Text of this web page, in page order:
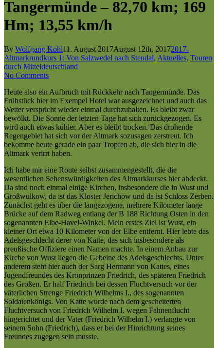
Tangermünde – 82,70 km; 169
Hm; 13,55 km/h
By Wolfgang Kohl11. August 2017August 12th, 20172017-
Altmarkrundkurs 1: Von Salzwedel nach Stendal, Aktuelles, Touren
durch Mitteldeutschland
No Comments
Heute also ein Aufbruch mit Rückkehr nach Tangermünde. Das
Frühstück hier im Exempel Hotel war ausgezeichnet und auch das
Wetter verspricht wieder einmal durchzuhalten. Es bleibt zwar
bewölkt. Die Sonne der letzten Tage hat sich zurückgezogen. Es
wird auch etwas kühler. Aber es bleibt trocken. Das drohende
Regengebiet hat sich vor der Altmark sozusagen zerstreut. Ich
bekomme heute gerade ein paar Tropfen ab, die sich hier in die
Altmark verirrt haben.
Ich habe mir eine Route selbst zusammengestellt, die die
wesentlichen Sehenswürdigkeiten des Altmarkkurses hier abdeckt.
Da sind noch einmal einige Kirchen, insbesondere die in Wust und
Großwulkow, da ist das Kloster Jerichow und da ist Schloss Zerben.
Zunächst geht es über die langezogene, mehrere Kilometer lange
Brücke auf dem Radweg entlang der B 188 Richtung Osten in den
sogenannten Elbe-Havel-Winkel. Mein erstes Ziel ist Wust, ein
kleiner Ort etwa 10 Kilometer von der Elbe entfernt. Hier lebte das
Adelsgeschlecht derer von Katte, das sich insbesondere als
preußische Offiziere einen Namen machte. In einem Anbau zur
Kirche von Wust liegen die Gebeine des Adelsgeschlechts. Unter
anderem steht hier auch der Sarg Hermann von Kattes, eines
Jugendfreundes des Kronprinzen Friedrich, des späteren Friedrich
des Großen. Er half Friedrich bei dessen Fluchtversuch vor der
väterlichen Strenge Friedrich Wilhelms I., des sogenannten
Soldatenkönigs. Von Katte wurde nach dem gescheiterten
Fluchtversuch von Friedrich Wilhelm I. wegen Fahnenflucht
hingerichtet und der Vater (Friedrich Wilhelm I.) verlangte von
seinem Sohn (Friedrich), dass er bei der Hinrichtung seines
Freundes zugegen sein musste.